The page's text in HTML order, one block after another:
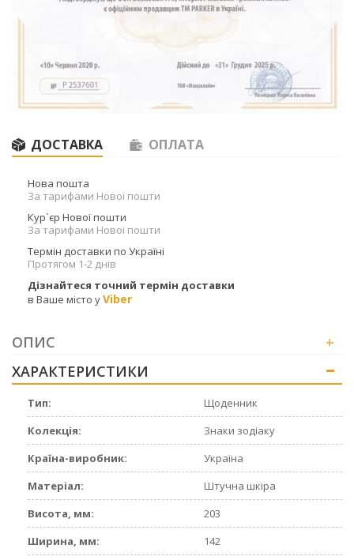
ДОСТАВКА ОПЛАТА
Нова пошта
За тарифами Нової пошти
Кур`єр Нової пошти
За тарифами Нової пошти
Термін доставки по Україні
Протягом 1-2 днів
Дізнайтеся точний термін доставки
в Ваше місто уViber
ОПИС
+
ХАРАКТЕРИСТИКИ
Тип:
Щоденник
Колекція:
Знаки зодіаку
Країна-виробник:
Україна
Матеріал:
Штучна шкіра
Висота, мм:
203
Ширина, мм:
142